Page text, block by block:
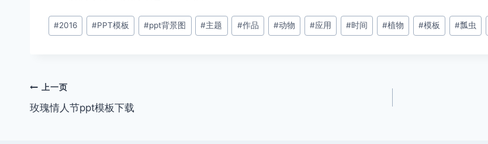
文
章
#2016 #PPT模板 #ppt背景图 #主题 #作品 #动物 #应用 #时间 #植物 #模板 #瓢虫
文
章
上一页
玫瑰情人节ppt模板下载